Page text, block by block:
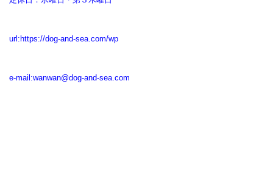
url:https://dog-and-sea.com/wp
e-mail:wanwan@dog-and-sea.com